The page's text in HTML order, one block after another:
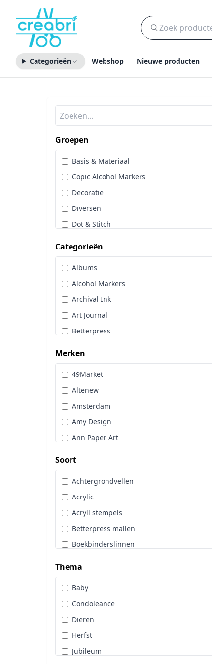
Categorieën Webshop Nieuwe producten
Groepen
Basis & Materiaal
Copic Alcohol Markers
Decoratie
Diversen
Dot & Stitch
Sale
Stans, Embos & Stencils
Stempels
Workshoppakket
Pan Pastel
Categorieën
Albums
Alcohol Markers
Archival Ink
Art Journal
Betterpress
Brads
Cadence
Designpapier
Distress Oxide Spray
Distress Spritz
Divers
Dot & Do
Embossingpoeder
Embosssingfolder
Enveloppen
Gereedschappen
Hangers
Hobbytijdschrift
Inkt
Kleurpotloden
Knipvellen
Lijm & Tape
Linnenkarton
Lint
Merken
49Market
Altenew
Amsterdam
Amy Design
Ann Paper Art
Art Impressions
Art Journaling
Berrie's Beauties
By Karin Joan
Cadence
Card Deco
CarlijnDesign
Copic
Craft & You
Crealies
Soort
Achtergrondvellen
Acrylic
Acryll stempels
Betterpress mallen
Boekbinderslinnen
Cards Only
Diamond Paint
Diversen
Glitters
Hobbydots
Hoeken en Randen
Thema
Baby
Condoleance
Dieren
Herfst
Jubileum